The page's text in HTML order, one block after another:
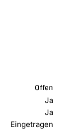
Offen
Ja
Ja
Eingetragen